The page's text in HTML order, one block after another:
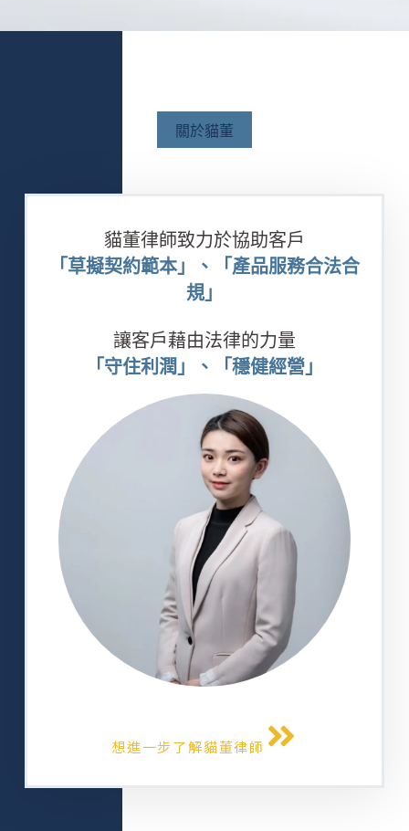
關於貓董
貓董律師致力於協助客戶
「草擬契約範本」、「產品服務合法合
規」
讓客戶藉由法律的力量
「守住利潤」、「穩健經營」
想進一步了解貓董律師